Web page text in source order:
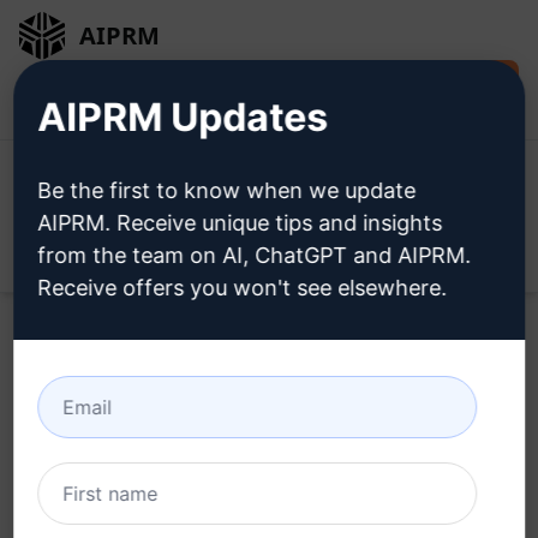
AIPRM
Essayez ce
Claude Prompt
maintenant
AIPRM Updates
Be the first to know when we update
AIPRM. Receive unique tips and insights
from the team on AI, ChatGPT and AIPRM.
Receive offers you won't see elsewhere.